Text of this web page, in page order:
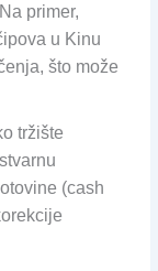
primer,
u Kinu
što može
tržište
(cash